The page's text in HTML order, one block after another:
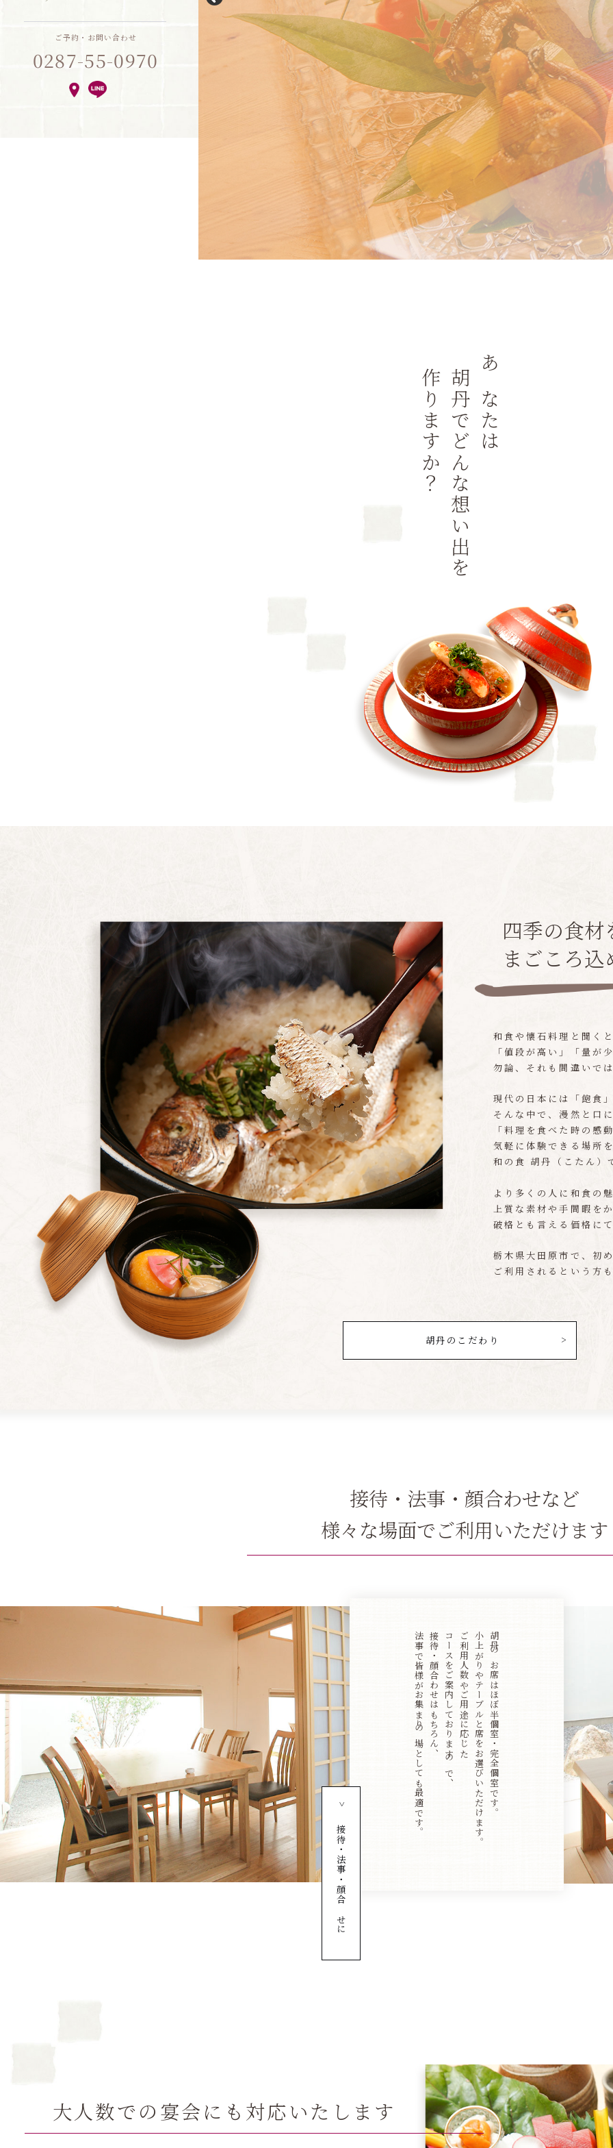
ご予約・お問い合わせ
0287-55-0970
あなたは
胡丹でどんな想い出を
作りますか？
四季の食
まごころ
和食や懐石料理と聞く
「値段が高い」「量が
勿論、それも間違いで
現代の日本には「飽食
そんな中で、漫然と口
「料理を食べた時の感
気軽に体験できる場所
和の食 胡丹（こたん）
より多くの人に和食の
上質な素材や手間暇を
破格とも言える価格に
栃木県大田原市で、初
ご利用されるという方
胡丹のこだわり
接待・法事・顔合わせなど
様々な場面でご利用いただけます
胡丹のお席はほぼ半個室・完全個室です。
小上がりやテーブルと席をお選びいただけます。
ご利用人数やご用途に応じた
コースをご案内しておりますので、
接待・顔合わせはもちろん、
法事で皆様がお集まりの場としても最適です。
接待・法事・顔合わせに
大人数での宴会にも 対応いたします